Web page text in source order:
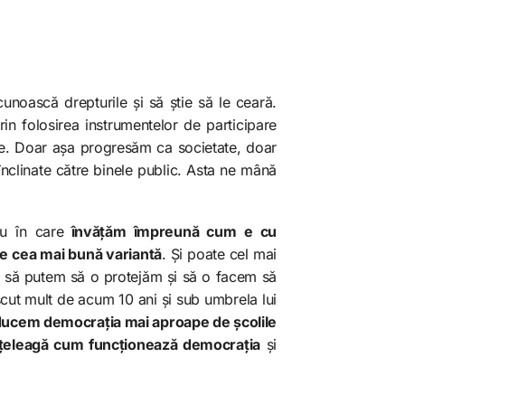
drepturile și să știe să le ceară.
folosirea instrumentelor de participare
Doar așa progresăm ca societate, doar
către binele public. Asta ne mână
în careînvățăm împreună cum e cu
cea mai bună variantă. Și poate cel mai
putem să o protejăm și să o facem să
mult de acum 10 ani și sub umbrela lui
democrația mai aproape de școlile
cum funcționează democrația și